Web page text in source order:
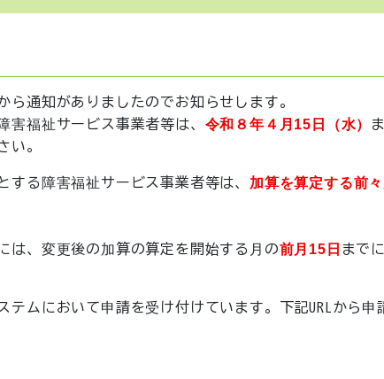
通知がありましたのでお知らせします。
害福祉サービス事業者等は、 令和８年４月15日（水）
い。
する障害福祉サービス事業者等は、 加算を算定する前
、変更後の加算の算定を開始する月の前月15日 まで
ムにおいて申請を受け付けています。下記URLから申